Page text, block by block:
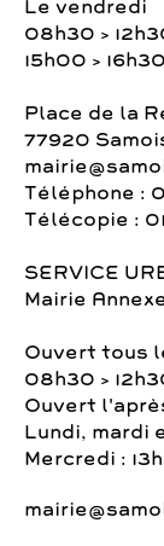
Le vendredi
08h30 >
15h00 > 16h30
Place de la
77920
Téléphone :
Télécopie :
SERVICE
Mairie
Ouvert tous
08h30 >
Ouvert
Lundi, mardi
Mercredi :